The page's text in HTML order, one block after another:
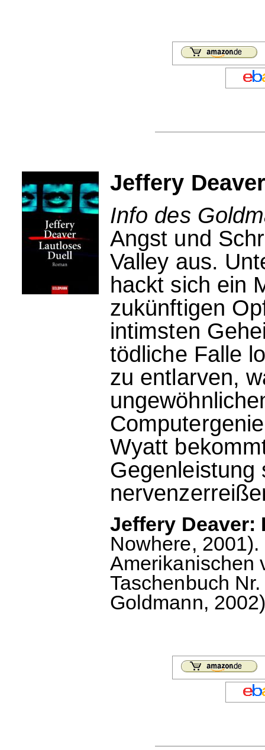
Jeffery
Info des
Angst und
Valley aus.
hackt sich ein
zukünftigen
intimsten
tödliche Falle
zu entlarven,
Wyatt
Gegenleistung
Jeffery Deaver:
Nowhere,
Amerikanischen
Taschenbuch
Goldmann,